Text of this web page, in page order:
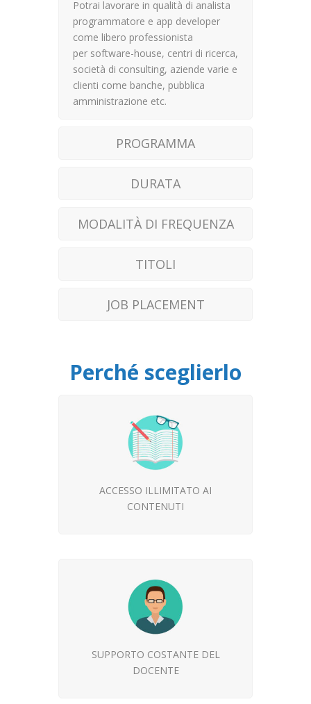
Potrai lavorare in qualità di analista
programmatore e app developer
come libero professionista
per software-house, centri di ricerca,
società di consulting, aziende varie e
clienti come banche, pubblica
amministrazione etc.
PROGRAMMA
DURATA
MODALITÀ DI FREQUENZA
TITOLI
JOB PLACEMENT
Perché sceglierlo
ACCESSO ILLIMITATO AI
CONTENUTI
SUPPORTO COSTANTE DEL
DOCENTE